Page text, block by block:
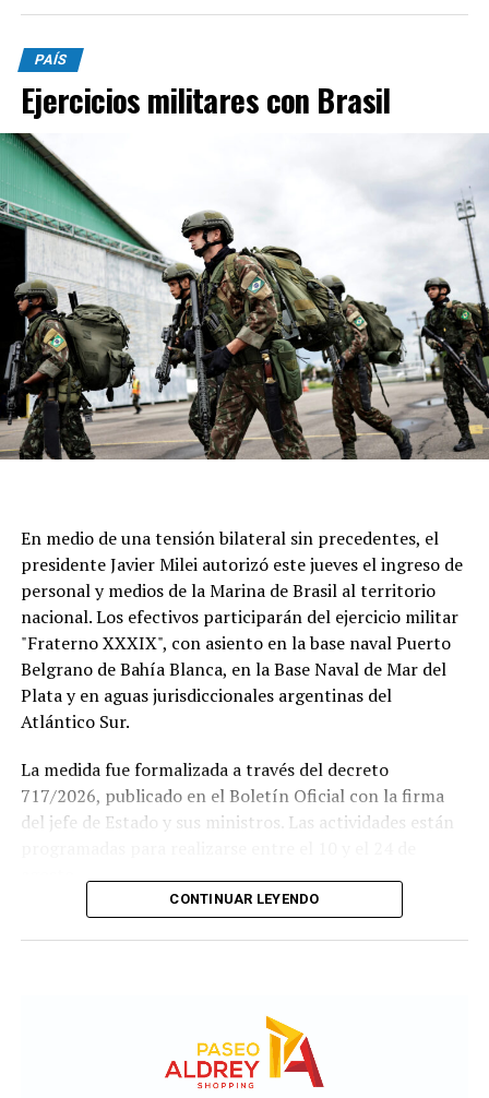
presidida por monseñor Ernesto Giobando y finalizará
con la santa misa principal.
Desde la parroquia invitaron a toda la comunidad a
participar de la celebración y a acercarse con sus
intenciones y pedidos. “Juntos renovemos la esperanza y
pidamos la intercesión de nuestro Patrono para
alcanzar la gracia que más necesitamos”, señalaron.
Este 7 de agosto, una vez más, la parroquia ubicada en
calle Moreno al 6700 seá epicentro de cientos de fieles
para acompañar al santo y renovar una tradición que
atraviesa generaciones.
PAÍS
Ejercicios militares con Brasil
En medio de una tensión bilateral sin precedentes, el
presidente Javier Milei autorizó este jueves el ingreso de
personal y medios de la Marina de Brasil al territorio
nacional. Los efectivos participarán del ejercicio militar
"Fraterno XXXIX", con asiento en la base naval Puerto
Belgrano de Bahía Blanca, en la Base Naval de Mar del
Plata y en aguas jurisdiccionales argentinas del
Atlántico Sur.
La medida fue formalizada a través del decreto
717/2026, publicado en el Boletín Oficial con la firma
del jefe de Estado y sus ministros. Las actividades están
Según los considerandos del decreto, el fin es
estandarizar y simplificar los procesos de planeamiento
entre ambas armadas.
CONTINUAR LEYENDO